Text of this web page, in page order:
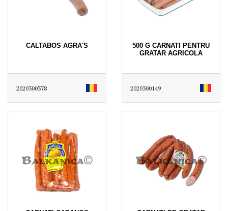
CALTABOS AGRA'S
2020300378
500 G CARNATI PENTRU
GRATAR AGRICOLA
2020300149